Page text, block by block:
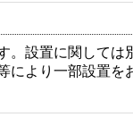
。設置に関して
により一部設置